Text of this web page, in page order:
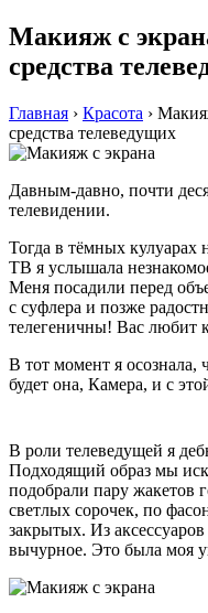
Макияж с
средства
Главная › Красота ›
средства телеведущих
Давным-давно, почти
телевидении.
Тогда в тёмных кулуарах
ТВ я услышала
Меня посадили перед
с суфлера и позже
телегеничны! Вас любит
В тот момент я осознала,
будет она, Камера, и с
В роли телеведущей я
Подходящий образ мы
подобрали пару жакетов
светлых сорочек, по
закрытых. Из
вычурное. Это была моя